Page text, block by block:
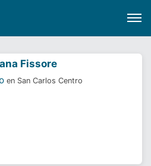
para clínicas
Fissore
en San Carlos Centro